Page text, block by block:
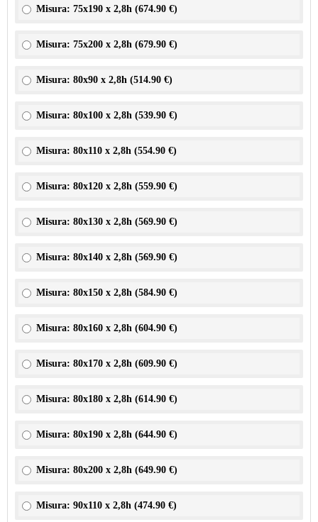
Misura: 75x190 x 2,8h (674.90 €)
Misura: 75x200 x 2,8h (679.90 €)
Misura: 80x90 x 2,8h (514.90 €)
Misura: 80x100 x 2,8h (539.90 €)
Misura: 80x110 x 2,8h (554.90 €)
Misura: 80x120 x 2,8h (559.90 €)
Misura: 80x130 x 2,8h (569.90 €)
Misura: 80x140 x 2,8h (569.90 €)
Misura: 80x150 x 2,8h (584.90 €)
Misura: 80x160 x 2,8h (604.90 €)
Misura: 80x170 x 2,8h (609.90 €)
Misura: 80x180 x 2,8h (614.90 €)
Misura: 80x190 x 2,8h (644.90 €)
Misura: 80x200 x 2,8h (649.90 €)
Misura: 90x110 x 2,8h (474.90 €)